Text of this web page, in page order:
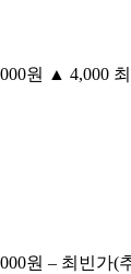
원 ▲ 4,000
원 – 최빈